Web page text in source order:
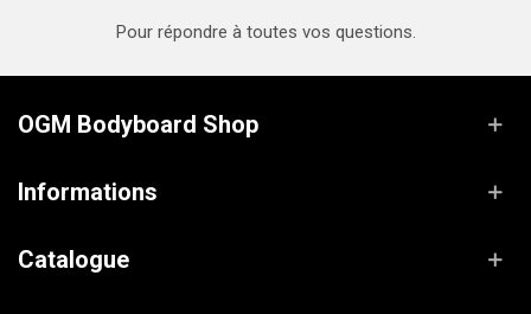
Pour répondre à toutes vos questions.
OGM Bodyboard Shop
Informations
Catalogue